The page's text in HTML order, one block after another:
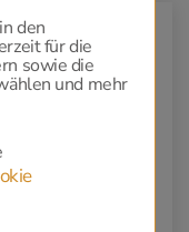
den
für die
sowie die
und mehr